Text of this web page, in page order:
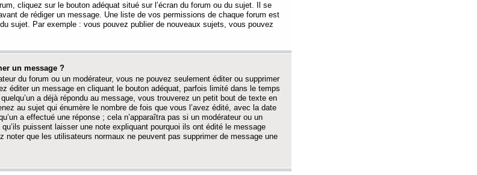
cliquez sur le bouton adéquat situé sur l’écran du forum ou du sujet. Il se
de rédiger un message. Une liste de vos permissions de chaque forum est
sujet. Par exemple : vous pouvez publier de nouveaux sujets, vous pouvez
un message ?
du forum ou un modérateur, vous ne pouvez seulement éditer ou supprimer
éditer un message en cliquant le bouton adéquat, parfois limité dans le temps
a déjà répondu au message, vous trouverez un petit bout de texte en
au sujet qui énumère le nombre de fois que vous l’avez édité, avec la date
a effectué une réponse ; cela n’apparaîtra pas si un modérateur ou un
puissent laisser une note expliquant pourquoi ils ont édité le message
noter que les utilisateurs normaux ne peuvent pas supprimer de message une